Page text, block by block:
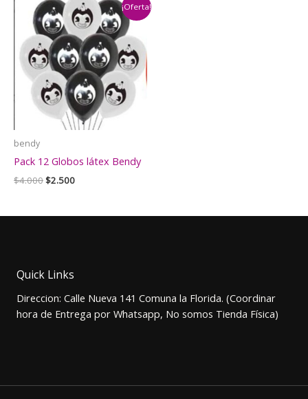
¡Oferta!
bendy
Pack 12 Globos látex Bendy
$4.000El
era:
$2.500El
es:
Quick Links
Direccion: Calle Nueva 141 Comuna la Florida. (Coordinar
hora de Entrega por Whatsapp, No somos Tienda Física)